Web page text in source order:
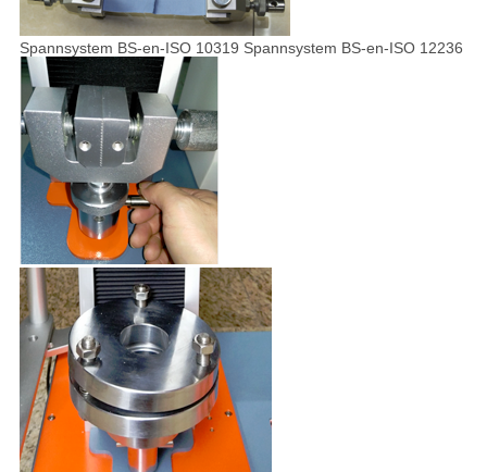
Spannsystem BS-en-ISO 10319 Spannsystem BS-en-ISO 12236